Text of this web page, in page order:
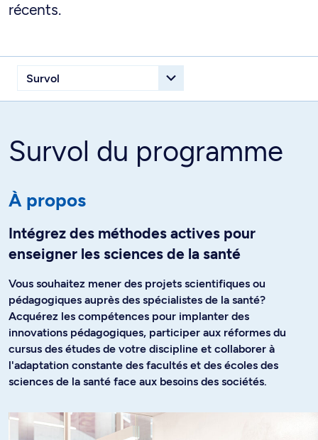
récents.
Survol du programme
À propos
Intégrez des méthodes actives pour
enseigner les sciences de la santé
Vous souhaitez mener des projets scientifiques ou
pédagogiques auprès des spécialistes de la santé?
Acquérez les compétences pour implanter des
innovations pédagogiques, participer aux réformes du
cursus des études de votre discipline et collaborer à
l'adaptation constante des facultés et des écoles des
sciences de la santé face aux besoins des sociétés.